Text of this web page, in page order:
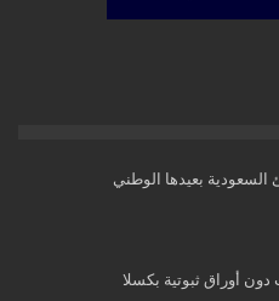
السعودية بعيدها الوطني
أوراق ثبوتية بكسلا